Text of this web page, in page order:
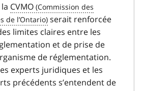
CVMO
serait renforcée
limites claires entre les
et de prise de
de réglementation.
experts juridiques et les
précédents s’entendent de